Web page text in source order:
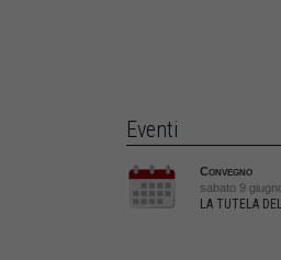
Eventi
Convegno
sabato 9
LA TUTELA